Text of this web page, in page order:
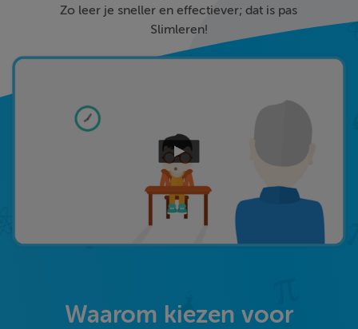
Zo leer je sneller en effectiever; dat is pas
Slimleren!
Waarom kiezen voor